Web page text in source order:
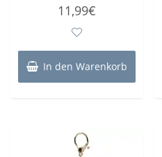
mit
11,99€
In den Warenkorb